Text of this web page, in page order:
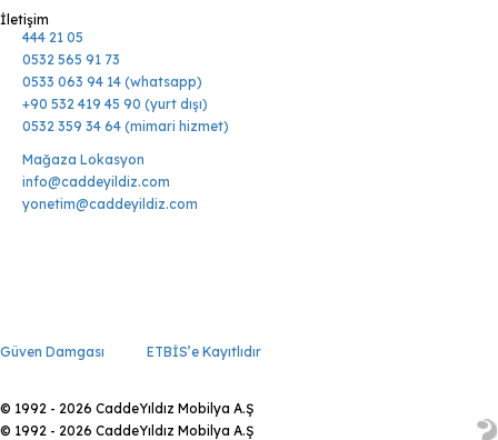
İletişim
444 21 05
0532 565 91 73
0533 063 94 14 (whatsapp)
+90 532 419 45 90 (yurt dışı)
0532 359 34 64 (mimari hizmet)
Mağaza Lokasyon
info@caddeyildiz.com
yonetim@caddeyildiz.com
Güven Damgası ETBİS’e Kayıtlıdır
© 1992 - 2026 CaddeYıldız Mobilya A.Ş
© 1992 - 2026 CaddeYıldız Mobilya A.Ş